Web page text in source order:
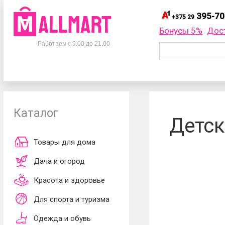
Телефоны
+375 33395-70-75
Работаем с 9.00 до 21.00
+375 29 395-
+375 29
обработки
принимаю
Бонусы 5%
Каталог
Товары для дома
Дача и огород
Красота и здоровье
Для спорта и туризма
Одежда и обувь